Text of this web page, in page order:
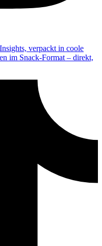
verpackt in coole
im Snack-Format – direkt,